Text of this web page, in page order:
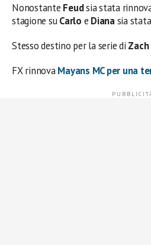
Nonostante Feudsia stata
stagione suCarlo e Dianasia
Stesso destino per la serie di
FX rinnovaMayans MCper una